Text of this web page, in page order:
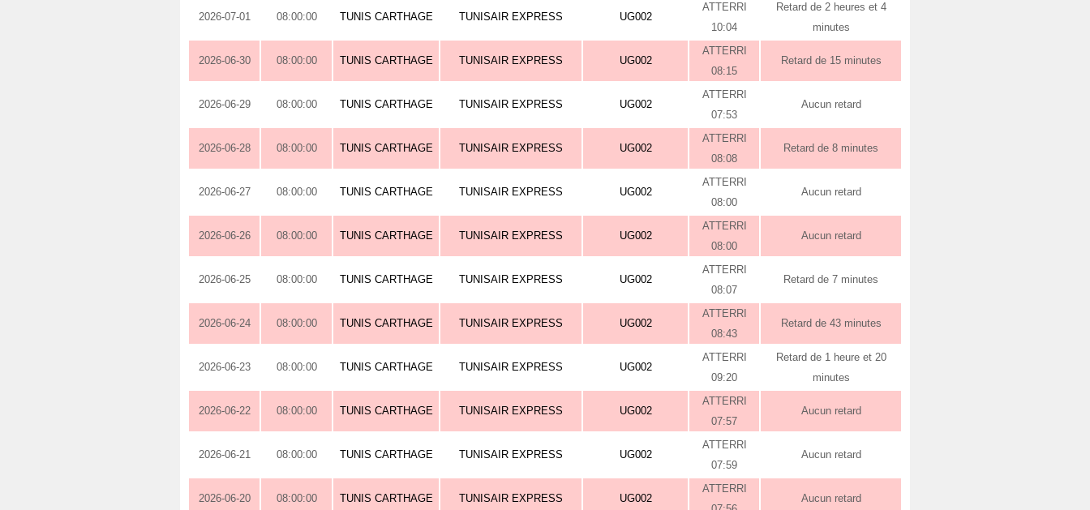
2026-07-01 08:00:00 TUNIS CARTHAGE TUNISAIR EXPRESS UG002
ATTERRI
10:04
Retard de 2 heures et 4
minutes
2026-06-30 08:00:00 TUNIS CARTHAGE TUNISAIR EXPRESS UG002
ATTERRI
08:15
Retard de 15 minutes
2026-06-29 08:00:00 TUNIS CARTHAGE TUNISAIR EXPRESS UG002
ATTERRI
07:53
Aucun retard
2026-06-28 08:00:00 TUNIS CARTHAGE TUNISAIR EXPRESS UG002
ATTERRI
08:08
Retard de 8 minutes
2026-06-27 08:00:00 TUNIS CARTHAGE TUNISAIR EXPRESS UG002
ATTERRI
08:00
Aucun retard
2026-06-26 08:00:00 TUNIS CARTHAGE TUNISAIR EXPRESS UG002
ATTERRI
08:00
Aucun retard
2026-06-25 08:00:00 TUNIS CARTHAGE TUNISAIR EXPRESS UG002
ATTERRI
08:07
Retard de 7 minutes
2026-06-24 08:00:00 TUNIS CARTHAGE TUNISAIR EXPRESS UG002
ATTERRI
08:43
Retard de 43 minutes
2026-06-23 08:00:00 TUNIS CARTHAGE TUNISAIR EXPRESS UG002
ATTERRI
09:20
Retard de 1 heure et 20
minutes
2026-06-22 08:00:00 TUNIS CARTHAGE TUNISAIR EXPRESS UG002
ATTERRI
07:57
Aucun retard
2026-06-21 08:00:00 TUNIS CARTHAGE TUNISAIR EXPRESS UG002
ATTERRI
07:59
Aucun retard
2026-06-20 08:00:00 TUNIS CARTHAGE TUNISAIR EXPRESS UG002
ATTERRI
Aucun retard